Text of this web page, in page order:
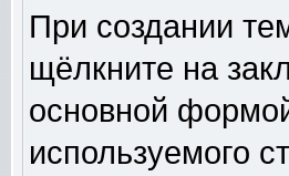
При создании
щёлкните на
основной
используемого